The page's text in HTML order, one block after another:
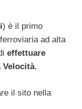
) è il primo
ad alta
effettuare
il sito nella